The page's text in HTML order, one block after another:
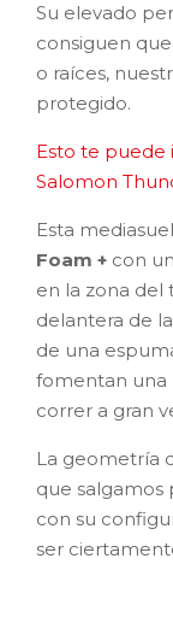
Su elevado
consiguen
o raíces,
protegido.
Esto te puede
Salomon
Esta
Foam + con
en la zona del
delantera de
de una
fomentan una
correr a gran
La geometría
que salgamos
con su
ser